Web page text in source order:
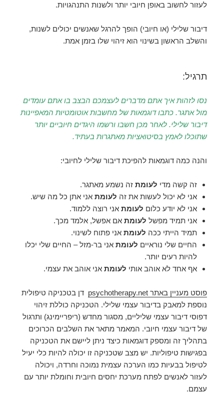
לעזור לחשוב באופן חיובי יותר ולשנות התנהגויות.
דיבור שלילי (או חיובי) הופך להרגל שאנשים יכולים לשנות,
והשלב הראשון בשינוי הוא זיהוי שלו בזמן אמת.
תרגיל:
נסו לזהות איך אתם מדברים לעצמכם הבצב בו אתם עומדים
מול אתגר. כתבו דוגמאות של מחשבות אוטומטיות המאפיינות
דיבור שלילי. לאחר מכן חשבו ורשמו היגדים חיוביים יותר
שתוכלו לאמץ בסיטואציות מאתגרות בעתיד.
והנה כמה דוגמאות להפיכת דיבור שלילי לחיובי:
זה קשה מדי לעומת זה נשמע מאתגר.
אני לא יכול לעשות את זה לעומת אני אתן כל מה שיש.
אני לא יודע כלום לעומת אני רוצה ללמוד.
אני תמיד מפשל לעומת אם אפשל, אלמד מכך.
תמיד הייתי ככה לעומת אני פתוח לשינוי.
החיים שלי נוראיים לעומת אני בר-מזל – החיים שלי יכלו
להיות רעים יותר.
אף אחד לא אוהב אותי לעומת אני אוהב את עצמי.
פוסט מעניין באתר psychotherapy.net
דן בטכניקה טיפולית
נוספת למאבק בדיבור עצמי שלילי. הטכניקה כוללת זיהוי
דפוסי דיבור עצמי שליליים, מסגור מחדש (ריפריימינג) ותרגול
של דיבור עצמי חיובי. המאמר מתאר את השלבים הכרוכים
בתהליך זה ומספק דוגמאות כיצד ניתן ליישם את הטכניקה
בפגישות טיפוליות. יש מצב שטכניקה זו יכולה להיות כלי יעיל
לטיפול בבעיות כמו הערכה עצמית נמוכה וחרדה, ויכולה
לעזור לאנשים לפתח מערכת יחסים חיובית וחומלת יותר עם
עצמם.